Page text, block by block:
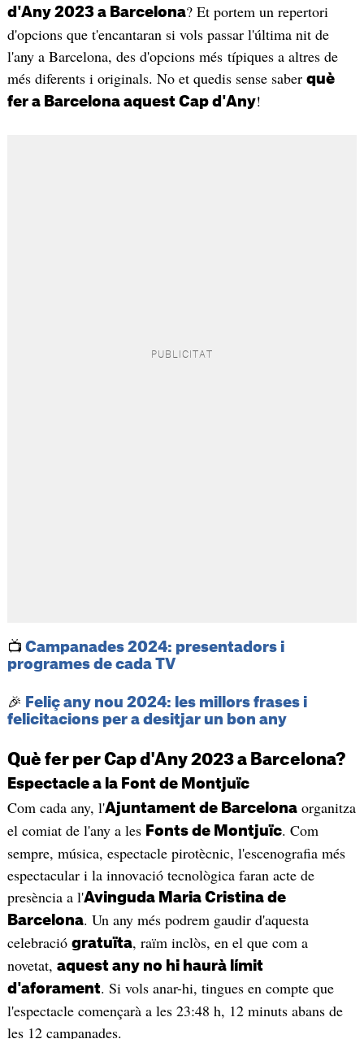
d'Any 2023 a Barcelona? Et portem un repertori
d'opcions que t'encantaran si vols passar l'última nit de
l'any a Barcelona, des d'opcions més típiques a altres de
més diferents i originals. No et quedis sense saber què
fer a Barcelona aquest Cap d'Any!
📺 Campanades 2024: presentadors i
programes de cada TV
🎉 Feliç any nou 2024: les millors frases i
felicitacions per a desitjar un bon any
Què fer per Cap d'Any 2023 a Barcelona?
Espectacle a la Font de Montjuïc
Com cada any, l'Ajuntament de Barcelonaorganitza
el comiat de l'any a les Fonts de Montjuïc. Com
sempre, música, espectacle pirotècnic, l'escenografia més
espectacular i la innovació tecnològica faran acte de
presència a l'Avinguda Maria Cristina de
Barcelona. Un any més podrem gaudir d'aquesta
celebració gratuïta, raïm inclòs, en el que com a
novetat, aquest any no hi haurà límit
d'aforament. Si vols anar-hi, tingues en compte que
l'espectacle començarà a les 23:48 h, 12 minuts abans de
les 12 campanades.